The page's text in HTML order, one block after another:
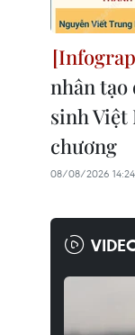
nhân tạo
sinh Việt
chương
08/08/2026 14:24